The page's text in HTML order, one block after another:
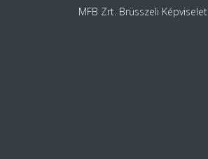
MFB Zrt. Brüsszeli Képviselet